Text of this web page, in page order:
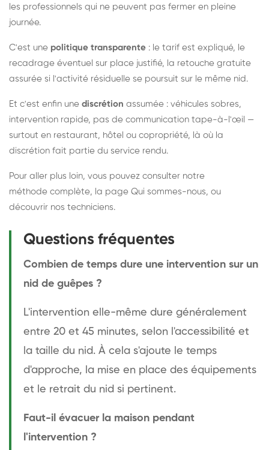
les professionnels qui ne peuvent pas fermer en pleine
journée.
C'est une politique transparente : le tarif est expliqué, le
recadrage éventuel sur place justifié, la retouche gratuite
assurée si l'activité résiduelle se poursuit sur le même nid.
Et c'est enfin une discrétion assumée : véhicules sobres,
intervention rapide, pas de communication tape-à-l'œil —
surtout en restaurant, hôtel ou copropriété, là où la
discrétion fait partie du service rendu.
Pour aller plus loin, vous pouvez consulter notre
méthode complète, la page Qui sommes-nous, ou
découvrir nos techniciens.
Questions fréquentes
Combien de temps dure une intervention sur un
nid de guêpes ?
L'intervention elle-même dure généralement
entre 20 et 45 minutes, selon l'accessibilité et
la taille du nid. À cela s'ajoute le temps
d'approche, la mise en place des équipements
et le retrait du nid si pertinent.
Faut-il évacuer la maison pendant
l'intervention ?